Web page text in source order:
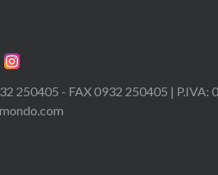
250405 - FAX 0932 250405 |